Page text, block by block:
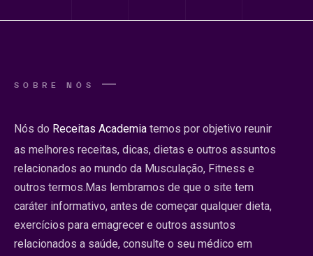
SOBRE NÓS
Nós do Receitas Academia temos por objetivo reunir
as melhores receitas, dicas, dietas e outros assuntos
relacionados ao mundo da Musculação, Fitness e
outros termos.Mas lembramos de que o site tem
caráter informativo, antes de começar qualquer dieta,
exercícios para emagrecer e outros assuntos
relacionados a saúde, consulte o seu médico em